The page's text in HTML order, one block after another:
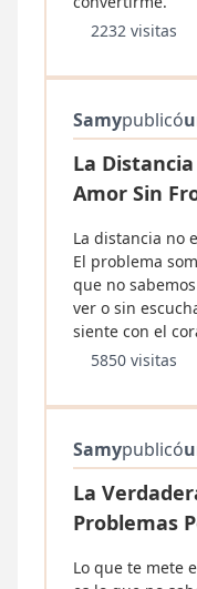
2232 visitas
Samypublicó
La
Amor Sin
La distancia no
El problema
que no
ver o sin
siente con el
5850 visitas
Samypublicó
La
Problemas
Lo que te mete